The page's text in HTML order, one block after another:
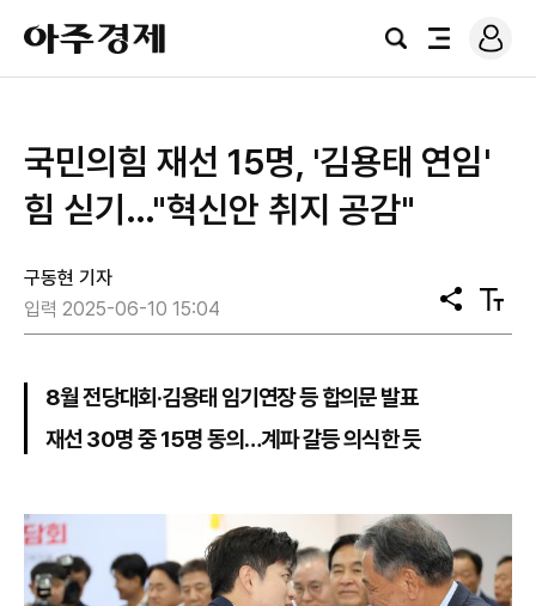
아
주
경
검
전
로
그
국민의힘 재선 15명, '김용태 연임'
힘 싣기…"혁신안 취지 공감"
구동현 기자
입력 2025-06-10 15:04
공
유
텍
스
8월 전당대회·김용태 임기연장 등 합의문 발표
재선 30명 중 15명 동의…계파 갈등 의식한 듯